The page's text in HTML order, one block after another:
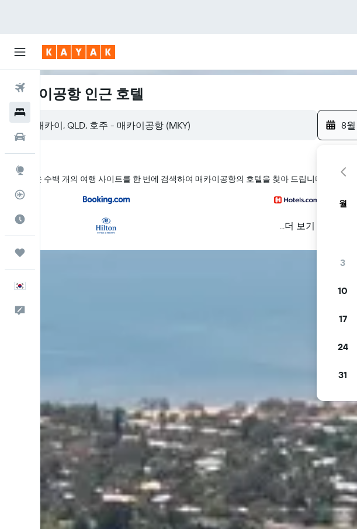
항공권
항공편 추적기
여행 가기 좋은 달
마이트립
매카이공항 인근 호텔
8월
KAYAK은 수백 개의 여행 사이트를 한 번에 검색하여 매카이공항의 호텔을 찾아 드립니다
...더 보기
월
3
10
17
24
31